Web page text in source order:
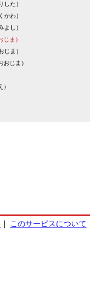
した）
かわ）
よし）
じま）
じま）
おじま）
）
｜ このサービスについて